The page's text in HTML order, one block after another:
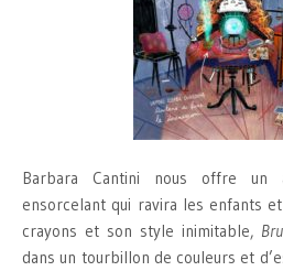
Barbara Cantini nous offre
ensorcelant qui ravira les enfants
crayons et son style inimitable,
dans un tourbillon de couleurs et